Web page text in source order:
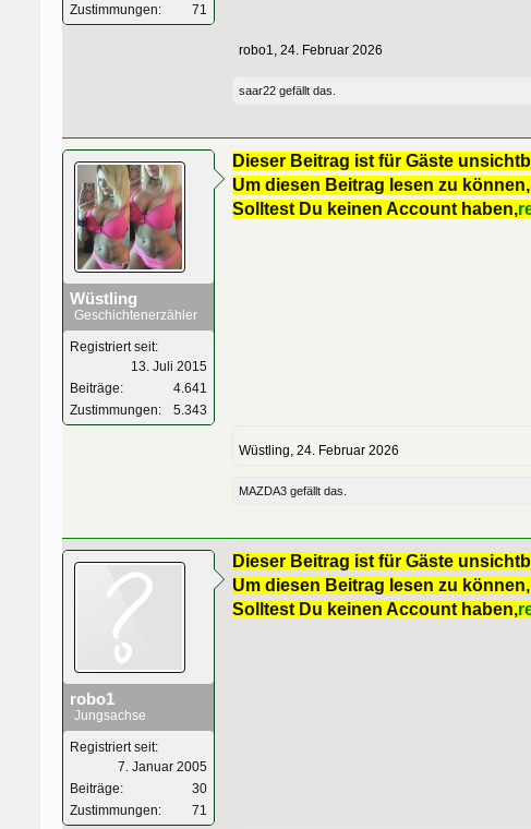
Zustimmungen:
71
robo1 24. Februar 2026
saar22 gefällt das.
Wüstling
Geschichtenerzähler
Registriert seit:
13. Juli 2015
Beiträge:
4.641
Zustimmungen:
5.343
Dieser Beitrag ist für Gäste
Um diesen Beitrag lesen zu
Solltest Du keinen Account haben,
Wüstling 24. Februar 2026
MAZDA3 gefällt das.
robo1
Jungsachse
Registriert seit:
7. Januar 2005
Beiträge:
30
Zustimmungen:
71
Dieser Beitrag ist für Gäste
Um diesen Beitrag lesen zu
Solltest Du keinen Account haben,